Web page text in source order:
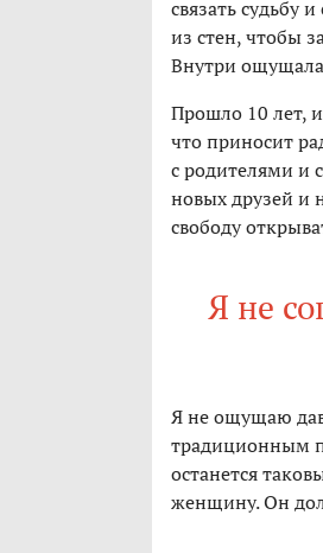
связать судьбу
из стен, чтобы
Внутри ощущала
Прошло 10 лет,
что приносит
с родителями и
новых друзей и
свободу
Я не
Я не ощущаю
традиционным
останется
женщину. Он